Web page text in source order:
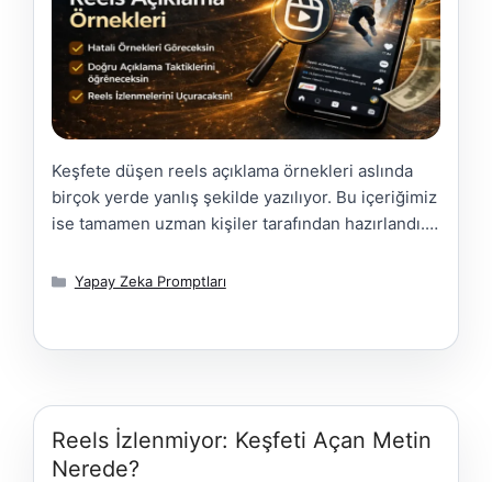
Keşfete düşen reels açıklama örnekleri aslında
birçok yerde yanlış şekilde yazılıyor. Bu içeriğimiz
ise tamamen uzman kişiler tarafından hazırlandı.
cinstendir. Keşfete Düşen Reels Açıklama
yapıyı farklı kelimelerle kullandığında algoritma
düşen …
Kategoriler
Yapay Zeka Promptları
Reels İzlenmiyor: Keşfeti Açan Metin
Nerede?